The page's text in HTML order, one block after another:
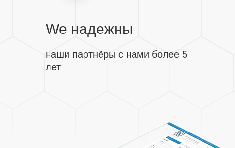
We надежны
наши партнёры с нами более 5
лет